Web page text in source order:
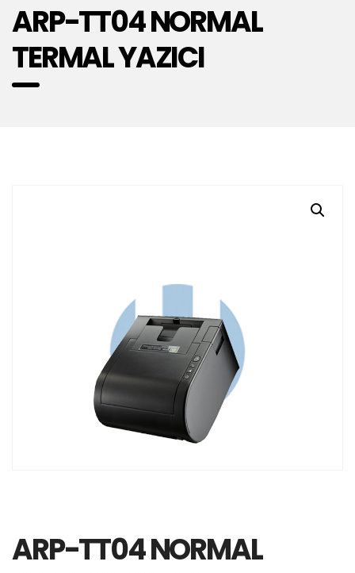
ARP-TT04 NORMAL
TERMAL YAZICI
ARP-TT04 NORMAL